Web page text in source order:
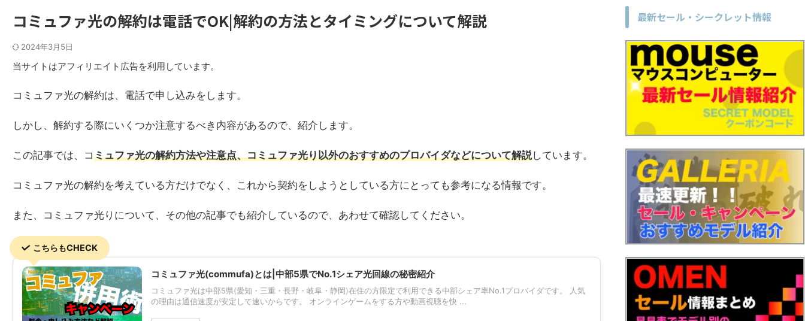
コミュファ光の解約は電話でOK|解約の方法とタイミングについて解説
2024年3月5日
当サイトはアフィリエイト広告を利用しています。
コミュファ光の解約は、電話で申し込みをします。
しかし、解約する際にいくつか注意するべき内容があるので、紹介します。
この記事では、コミュファ光の解約方法や注意点、コミュファ光り以外のおすすめのプロバイダなどについて解説しています。
コミュファ光の解約を考えている方だけでなく、これから契約をしようとしている方にとっても参考になる情報です。
また、コミュファ光りについて、その他の記事でも紹介しているので、あわせて確認してください。
こちらもCHECK
コミュファ光(commufa)とは|中部5県でNo.1シェア光回線の秘密紹介
コミュファ光は中部5県(愛知・三重・長野・岐阜・静岡)在住の方限定で利用できる中部シェア率No.1プロバイダです。 人気
の理由は通信速度が安定して速いからです。 オンラインゲームをする方や動画視聴を快 ...
最新セール・シークレット情報